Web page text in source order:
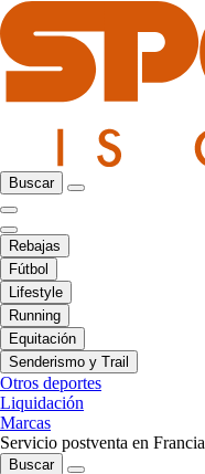
Buscar
Rebajas
Fútbol
Lifestyle
Running
Equitación
Senderismo y Trail
Otros deportes
Liquidación
Marcas
Servicio postventa en Francia
Buscar